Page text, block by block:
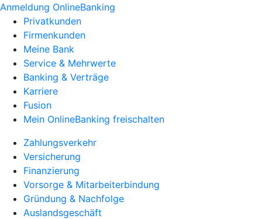
Anmeldung OnlineBanking
Privatkunden
Firmenkunden
Meine Bank
Service & Mehrwerte
Banking & Verträge
Karriere
Fusion
Mein OnlineBanking freischalten
Zahlungsverkehr
Versicherung
Finanzierung
Vorsorge & Mitarbeiterbindung
Gründung & Nachfolge
Auslandsgeschäft